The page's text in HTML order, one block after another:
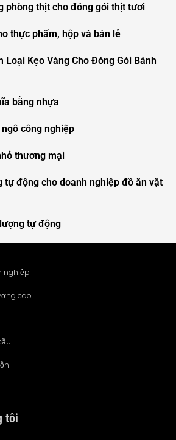
phòng thịt cho đóng gói thịt tươi
thực phẩm, hộp và bán lẻ
Loại Kẹo Vàng Cho Đóng Gói Bánh
bằng nhựa
công nghiệp
thương mại
tự động cho doanh nghiệp đồ ăn vặt
tự động
nghiệp
cao
tôi